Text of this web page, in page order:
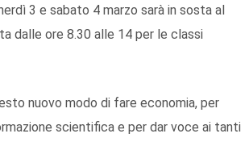
3 e sabato 4 marzo sarà in sosta al
dalle ore 8.30 alle 14 per le classi
nuovo modo di fare economia, per
scientifica e per dar voce ai tanti